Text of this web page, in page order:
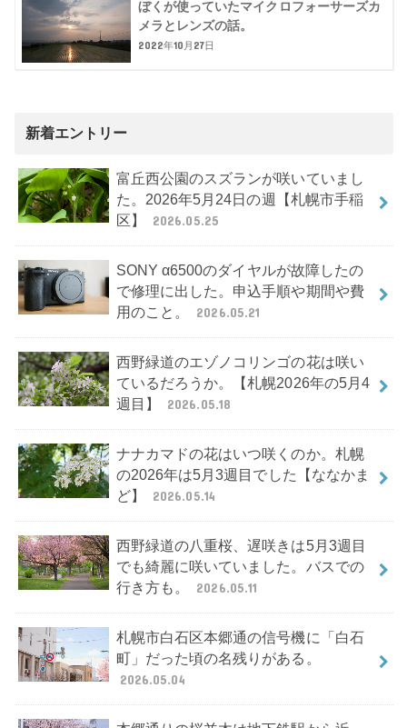
ぼくが使っていたマイクロフォーサーズカ
メラとレンズの話。
2022年10月27日
新着エントリー
富丘西公園のスズランが咲いていまし
た。2026年5月24日の週【札幌市手稲
区】
2026.05.25
SONY α6500のダイヤルが故障したの
で修理に出した。申込手順や期間や費
用のこと。
2026.05.21
西野緑道のエゾノコリンゴの花は咲い
ているだろうか。【札幌2026年の5月4
週目】
2026.05.18
ナナカマドの花はいつ咲くのか。札幌
の2026年は5月3週目でした【ななかま
ど】
2026.05.14
西野緑道の八重桜、遅咲きは5月3週目
でも綺麗に咲いていました。バスでの
行き方も。
2026.05.11
札幌市白石区本郷通の信号機に「白石
町」だった頃の名残りがある。
2026.05.04